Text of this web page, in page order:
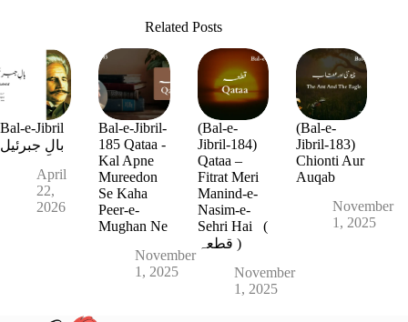
Related Posts
Bal-e-Jibril
بالِ جبرئیل
April
22,
2026
Bal-e-Jibril-
185 Qataa -
Kal Apne
Mureedon
Se Kaha
Peer-e-
Mughan Ne
November
1, 2025
(Bal-e-
Jibril-184)
Qataa –
Fitrat Meri
Manind-e-
Nasim-e-
Sehri Hai (
قطعہ )
November
1, 2025
(Bal-e-
Jibril-183)
Chionti Aur
Auqab
November
1, 2025